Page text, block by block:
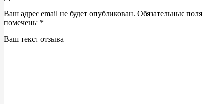
Ваш адрес email не будет опубликован. Обязательные поля
помечены *
Ваш текст отзыва